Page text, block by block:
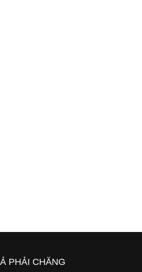
PHẢI CHĂNG